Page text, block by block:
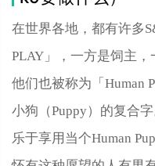
在世界各地，都有许多
PLAY」，一方是饲主
他们也被称为「Human
小狗（Puppy）的复合
乐于享用当个Human